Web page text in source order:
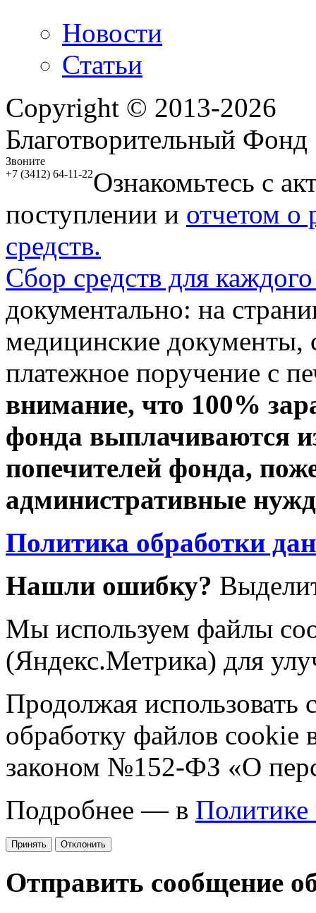
Новости
Статьи
Copyright © 2013-2026
Благотворительный
Звоните
+7 (3412) 64-11-22Ознакомьтесь с
поступлении и отчетом о
средств.
Сбор средств для
документально: на
медицинские документы,
платежное поручение с
внимание, что 100%
фонда выплачиваются
попечителей фонда,
административные
Политика обработки
Нашли ошибку?
Мы используем файлы
(Яндекс.Метрика) для
Продолжая использовать
обработку файлов cookie
законом №152-ФЗ «О
Подробнее — в Политике
Принять Отклонить
Отправить сообщение